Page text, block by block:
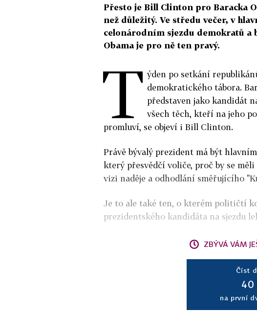
Přesto je Bill Clinton pro Baracka
než důležitý. Ve středu večer, v
celonárodním sjezdu demokratů a
Obama je pro ně ten pravý.
T ýden po setkání
demokratického tábora.
představen jako kandidát
všech těch, kteří na jeho
promluví, se objeví i Bill Clinton.
Právě bývalý prezident má být
který přesvědčí voliče, proč by se
vizi naděje a odhodlání směřujícího
Je to ale také ten, o kterém političtí
prezidentského kandidáta na sjezdu
ZBÝVÁ VÁM
Číst
40
na první